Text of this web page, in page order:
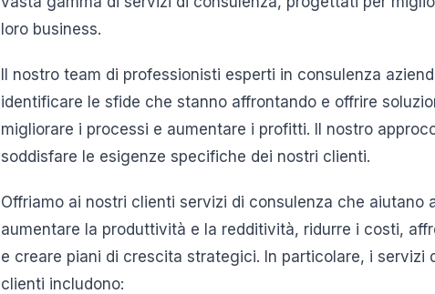
loro business.
Il nostro team di professionisti esperti in consulenza
identificare le sfide che stanno affrontando e offrire
migliorare i processi e aumentare i profitti. Il nostro
soddisfare le esigenze specifiche dei nostri clienti.
Offriamo ai nostri clienti servizi di consulenza che aiutano
aumentare la produttività e la redditività, ridurre i costi,
e creare piani di crescita strategici. In particolare, i servizi
clienti includono: